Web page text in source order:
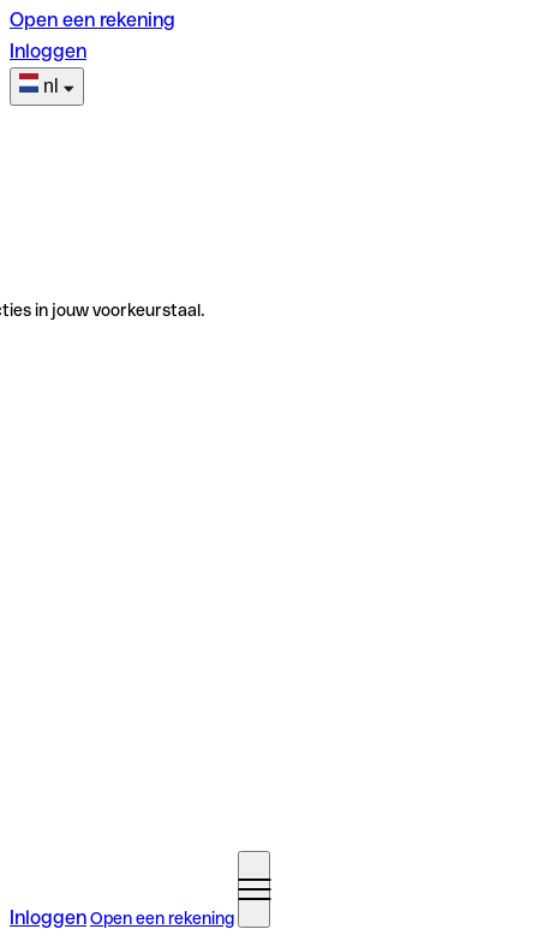
Open een rekening
Inloggen
nl
in jouw voorkeurstaal.
InloggenOpen een rekening